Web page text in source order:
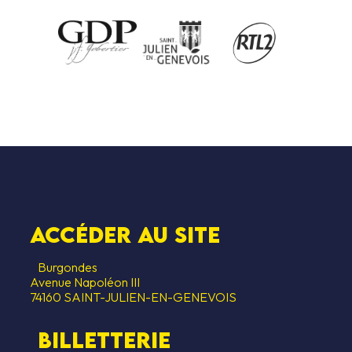
Accéder au SITE
Burgondes
Avenue Napoléon III
74160 SAINT-JULIEN-EN-GENEVOIS
Billetterie